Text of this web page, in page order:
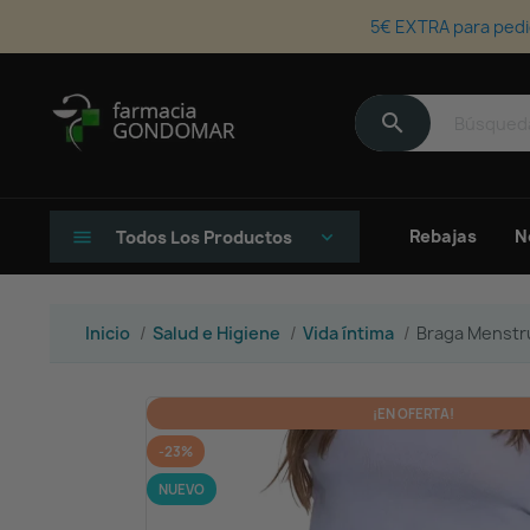
5€ EXTRA para
search
menu Todos Los Productos keyboard_arrow_down Rebajas
Inicio Salud e Higiene Vida íntima Braga
¡EN OFERTA!
-23%
NUEVO